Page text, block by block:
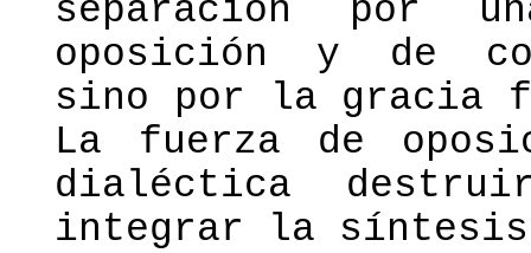
separación por
oposición y de
sino por la gracia
La fuerza de
dialéctica
integrar la